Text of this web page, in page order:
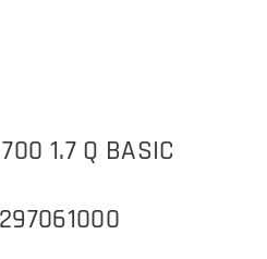
1.7 Q BASIC